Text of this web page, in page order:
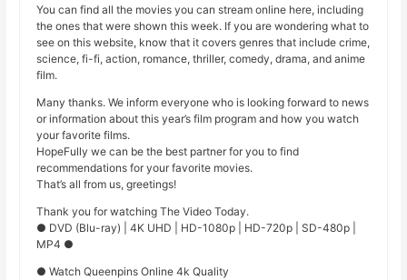
You can find all the movies you can stream online here, including
the ones that were shown this week. If you are wondering what to
see on this website, know that it covers genres that include crime,
science, fi-fi, action, romance, thriller, comedy, drama, and anime
film.
Many thanks. We inform everyone who is looking forward to news
or information about this year’s film program and how you watch
your favorite films.
HopeFully we can be the best partner for you to find
recommendations for your favorite movies.
That’s all from us, greetings!
Thank you for watching The Video Today.
● DVD (Blu-ray) | 4K UHD | HD-1080p | HD-720p | SD-480p |
MP4 ●
● Watch Queenpins Online 4k Quality